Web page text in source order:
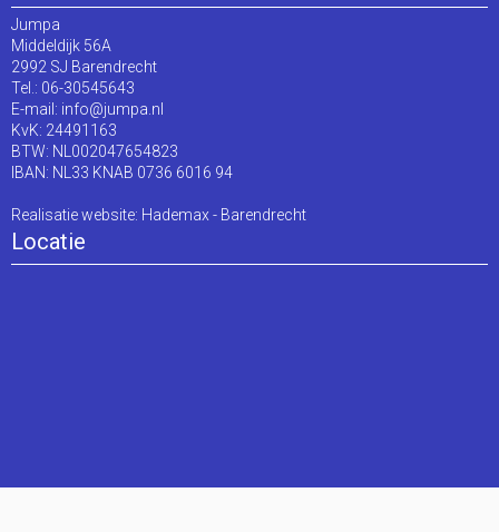
Jumpa
Middeldijk 56A
2992 SJ Barendrecht
Tel.: 06-30545643
E-mail: info@jumpa.nl
KvK: 24491163
BTW: NL002047654823
IBAN: NL33 KNAB 0736 6016 94
Realisatie website: Hademax - Barendrecht
Locatie